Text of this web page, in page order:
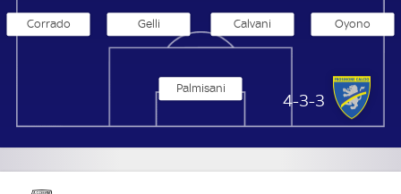
Frosinone
4-3-3
Palmisani
Oyono
Calvani
Gelli
Corrado